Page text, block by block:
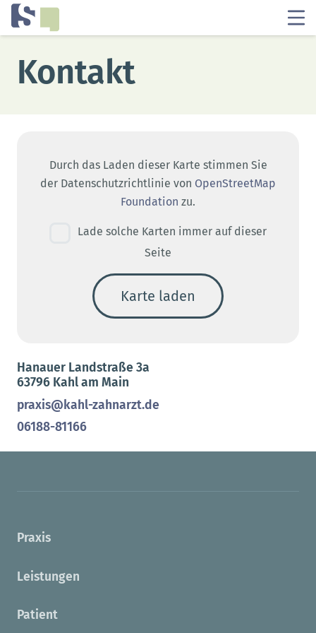
Kontakt
Durch das Laden dieser Karte stimmen Sie
der Datenschutzrichtlinie von OpenStreetMap
Foundation zu.
Lade solche Karten immer auf dieser
Seite
Karte laden
Hanauer Landstraße 3a
63796 Kahl am Main
praxis@kahl-zahnarzt.de
06188-81166
Praxis
Leistungen
Patient